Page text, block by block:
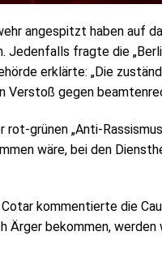
angespitzt haben auf
Jedenfalls fragte die
erklärte: „Die
Verstoß gegen
grünen „Anti-
wäre, bei den
kommentierte die
bekommen, werden